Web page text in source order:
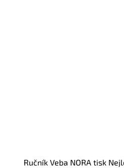
Ručník Veba NORA tisk